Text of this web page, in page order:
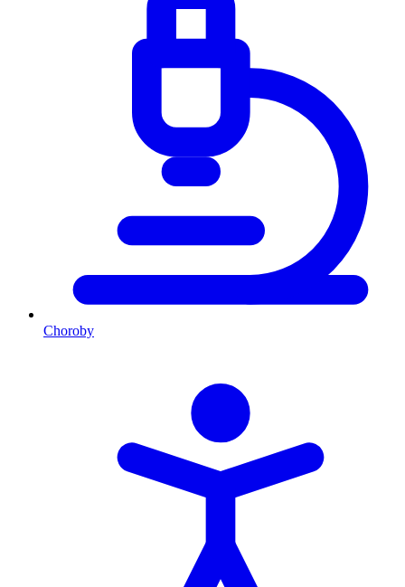
Choroby